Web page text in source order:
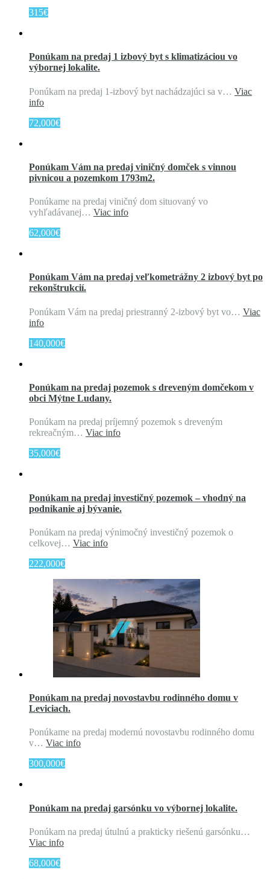
315€
Ponúkam na predaj 1 izbový byt s klimatizáciou vo
výbornej lokalite.
Ponúkam na predaj 1-izbový byt nachádzajúci sa v… Viac
info
72,000€
Ponúkam Vám na predaj viničný domček s vinnou
pivnicou a pozemkom 1793m2.
Ponúkame na predaj viničný dom situovaný vo
vyhľadávanej… Viac info
62,000€
Ponúkam Vám na predaj veľkometrážny 2 izbový byt po
rekonštrukcií.
Ponúkam Vám na predaj priestranný 2-izbový byt vo… Viac
info
140,000€
Ponúkam na predaj pozemok s dreveným domčekom v
obci Mýtne Ludany.
Ponúkam na predaj príjemný pozemok s dreveným
rekreačným… Viac info
35,000€
Ponúkam na predaj investičný pozemok – vhodný na
podnikanie aj bývanie.
Ponúkam na predaj výnimočný investičný pozemok o
celkovej… Viac info
222,000€
Ponúkam na predaj novostavbu rodinného domu v
Leviciach.
Ponúkame na predaj modernú novostavbu rodinného domu
v… Viac info
300,000€
Ponúkam na predaj garsónku vo výbornej lokalite.
Ponúkam na predaj útulnú a prakticky riešenú garsónku…
Viac info
68,000€